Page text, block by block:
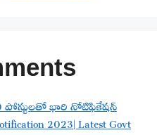
పోస్టులతో భారి నోటిఫికేషన్
2023| Latest Govt